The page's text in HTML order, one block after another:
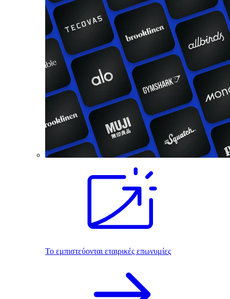
Το εμπιστεύονται εταιρικές επωνυμίες